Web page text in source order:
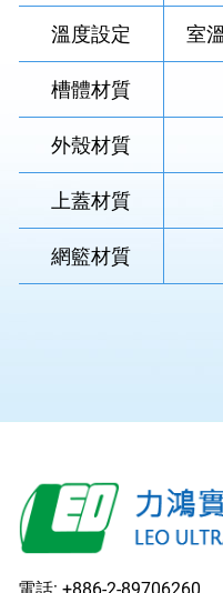
溫度設定 室
槽體材質
外殼材質
上蓋材質
網籃材質
電話: +886-2-89706260